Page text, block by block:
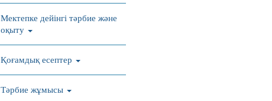
Мектепке дейінгі тәрбие және
оқыту
Қоғамдық есептер
Тәрбие жұмысы